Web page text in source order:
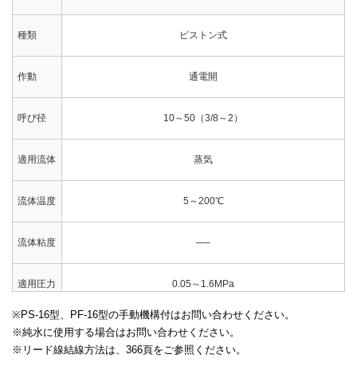
種類 ピストン式
作動 通電開
呼び径 10～50（3/8～2）
適用流体 蒸気
流体温度 5～200℃
流体粘度 ──
適用圧力 0.05～1.6MPa
弁前後の
PS-16型、PF-16型の手動機構付はお問い合わせください。
純水に使用する場合はお問い合わせください。
リード線結線方法は、366頁をご参照ください。